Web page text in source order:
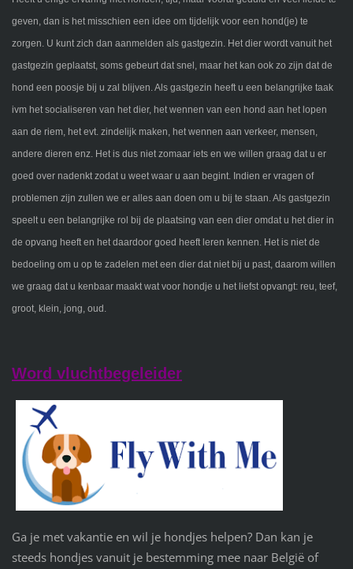
geven, dan is het misschien een idee om tijdelijk voor een hond(je) te
zorgen. U kunt zich dan aanmelden als gastgezin. Het dier wordt vanuit het
gastgezin geplaatst, soms gebeurt dat snel, maar het kan ook zo zijn dat de
hond een poosje bij u zal blijven. Als gastgezin heeft u een belangrijke taak
ivm het socialiseren van het dier, het wennen van een hond aan het lopen
aan de riem, het evt. zindelijk maken, het wennen aan verkeer, mensen,
andere dieren enz. Het is dus niet zomaar iets en we willen graag dat u er
goed over nadenkt zodat u weet waar u aan begint. Indien er vragen of
problemen zijn zullen we er alles aan doen om u bij te staan. Als gastgezin
speelt u een belangrijke rol bij de plaatsing van een dier omdat u het dier in
de opvang heeft en het daardoor goed heeft leren kennen. Het is niet de
bedoeling om u op te zadelen met een dier dat niet bij u past, daarom willen
we graag dat u kenbaar maakt wat voor hondje u het liefst opvangt: reu, teef,
groot, klein, jong, oud.
Word vluchtbegeleider
Ga je met vakantie en wil je hondjes helpen? Dan kan je
steeds hondjes vanuit je bestemming mee naar België of